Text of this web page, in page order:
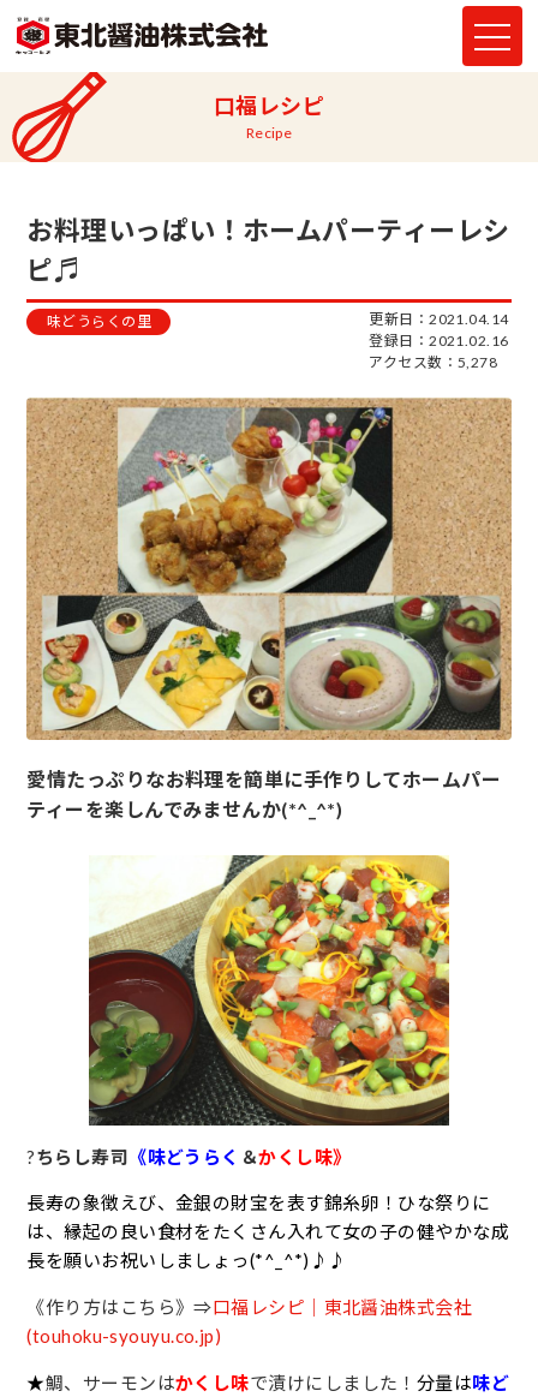
口福レシピ
Recipe
お料理いっぱい！ホームパーティーレシ
ピ♬
味どうらくの里
更新日：2021.04.14
登録日：2021.02.16
アクセス数：5,278
愛情たっぷりなお料理を簡単に手作りしてホームパー
ティーを楽しんでみませんか(*^_^*)
?ちらし寿司 《味どうらく ＆かくし味》
長寿の象徴えび、金銀の財宝を表す錦糸卵！ひな祭りに
は、縁起の良い食材をたくさん入れて女の子の健やかな成
長を願いお祝いしましょっ(*^_^*)♪♪
《作り方はこちら》⇒口福レシピ｜東北醤油株式会社
(touhoku-syouyu.co.jp)
★鯛、サーモンはかくし味で漬けにしました！ 分量は味ど